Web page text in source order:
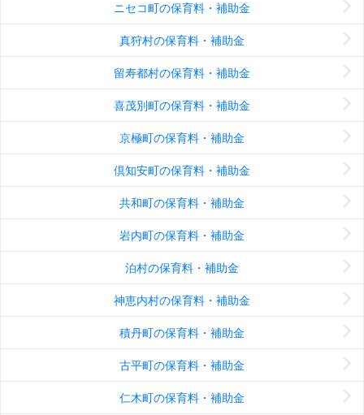
ニセコ町の保育料・補助金
真狩村の保育料・補助金
留寿都村の保育料・補助金
喜茂別町の保育料・補助金
京極町の保育料・補助金
倶知安町の保育料・補助金
共和町の保育料・補助金
岩内町の保育料・補助金
泊村の保育料・補助金
神恵内村の保育料・補助金
積丹町の保育料・補助金
古平町の保育料・補助金
仁木町の保育料・補助金